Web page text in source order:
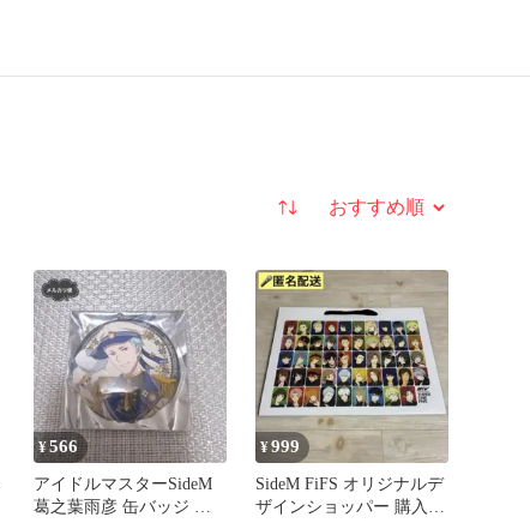
並び替え
¥566
アイドルマスターSideM
葛之葉雨彦 缶バッジ 八
¥999
SideM FiFS オリジナルデ
ザインショッパー 購入特